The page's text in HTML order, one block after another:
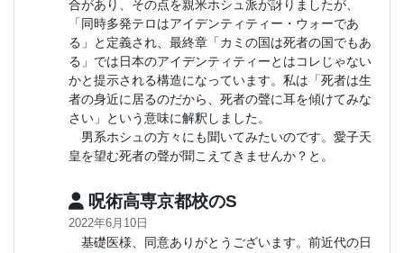
合があり、その点を親米ホシュ派が訝りましたが、
「同時多発テロはアイデンティティー・ウォーであ
る」と定義され、最終章「カミの国は死者の国でもあ
る」では日本のアイデンティティーとはコレじゃない
かと提示される構造になっています。私は「死者は生
者の身近に居るのだから、死者の聲に耳を傾けてみな
さい」という意味に解釈しました。
男系ホシュの方々にも聞いてみたいのです。愛子天
皇を望む死者の聲が聞こえてきませんか？と。
呪術高専京都校のS
2022年6月10日
基礎医様、同意ありがとうございます。前近代の日